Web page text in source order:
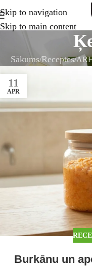
Skip to navigation
Skip to main content
Sākums Receptes
11
APR
Burkānu un